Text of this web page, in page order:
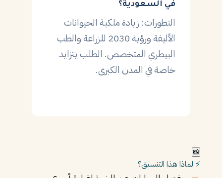
في السعودية؟
التطورات: زيادة ملكية الحيوانات
الأليفة ورؤية 2030 للزراعة والطب
البيطري المتخصص. الطلب يتزايد
خاصة في المدن الكبرى.
📸
⚡ لماذا هذا التنسيق؟